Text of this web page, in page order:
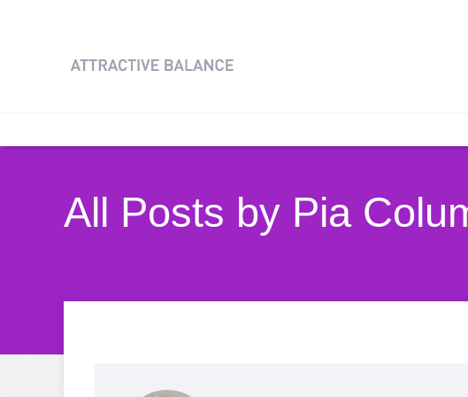
All Posts by Pia